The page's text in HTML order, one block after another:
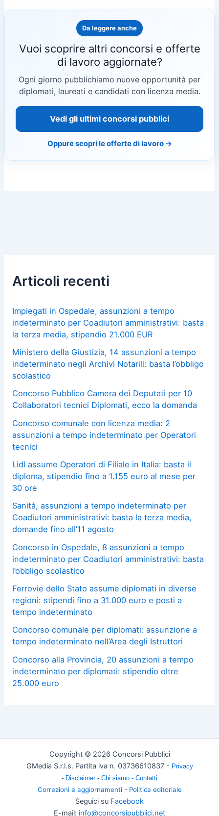
Da leggere anche
Vuoi scoprire altri concorsi e offerte
di lavoro aggiornate?
Ogni giorno pubblichiamo nuove opportunità per
diplomati, laureati e candidati con licenza media.
Vedi gli ultimi concorsi pubblici
Oppure scopri le offerte di lavoro →
Articoli recenti
Impiegati in Ospedale, assunzioni a tempo
indeterminato per Coadiutori amministrativi: basta
la terza media, stipendio 21.000 EUR
Ministero della Giustizia, 14 assunzioni a tempo
indeterminato negli Archivi Notarili: basta l’obbligo
scolastico
Concorso Pubblico Camera dei Deputati per 10
Collaboratori tecnici Diplomati, ecco la domanda
Concorso comunale con licenza media: 2
assunzioni a tempo indeterminato per Operatori
tecnici
Lidl assume Operatori di Filiale in Italia: basta il
diploma, stipendio fino a 1.155 euro al mese per
30 ore
Sanità, assunzioni a tempo indeterminato per
Coadiutori amministrativi: basta la terza media,
domande fino all’11 agosto
Concorso in Ospedale, 8 assunzioni a tempo
indeterminato per Coadiutori amministrativi: basta
l’obbligo scolastico
Ferrovie dello Stato assume diplomati in diverse
regioni: stipendi fino a 31.000 euro e posti a
tempo indeterminato
Concorso comunale per diplomati: assunzione a
tempo indeterminato nell’Area degli Istruttori
Concorso alla Provincia, 20 assunzioni a tempo
indeterminato per diplomati: stipendio oltre
25.000 euro
Copyright © 2026 Concorsi Pubblici
GMedia S.r.l.s. Partita iva n. 03736610837 - Privacy
- Disclaimer - Chi siamo - Contatti
Correzioni e aggiornamenti- Politica editoriale
Seguici su Facebook
E-mail: info@concorsipubblici.net